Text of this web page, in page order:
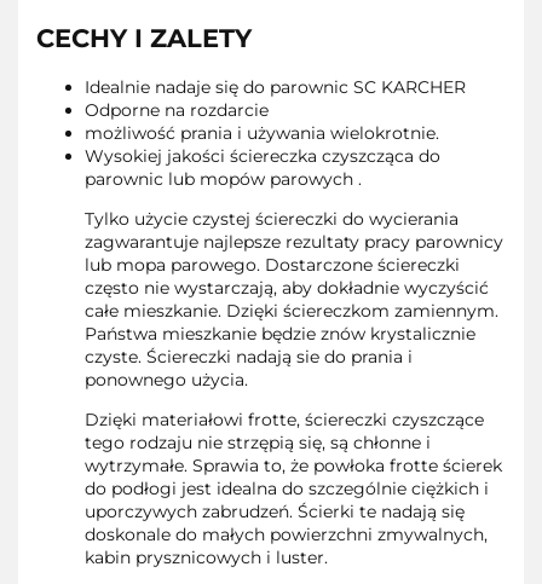
CECHY I ZALETY
Idealnie nadaje się do parownic SC KARCHER
Odporne na rozdarcie
możliwość prania i używania wielokrotnie.
Wysokiej jakości ściereczka czyszcząca do
parownic lub mopów parowych .
Tylko użycie czystej ściereczki do wycierania
zagwarantuje najlepsze rezultaty pracy parownicy
lub mopa parowego. Dostarczone ściereczki
często nie wystarczają, aby dokładnie wyczyścić
całe mieszkanie. Dzięki ściereczkom zamiennym.
Państwa mieszkanie będzie znów krystalicznie
czyste. Ściereczki nadają sie do prania i
ponownego użycia.
Dzięki materiałowi frotte, ściereczki czyszczące
tego rodzaju nie strzępią się, są chłonne i
wytrzymałe. Sprawia to, że powłoka frotte ścierek
do podłogi jest idealna do szczególnie ciężkich i
uporczywych zabrudzeń. Ścierki te nadają się
doskonale do małych powierzchni zmywalnych,
kabin prysznicowych i luster.